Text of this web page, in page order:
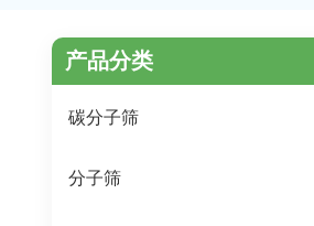
产品分类
碳分子筛
分子筛